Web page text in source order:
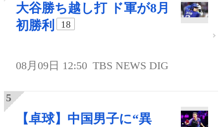
大谷勝ち越し打 ド軍が8月
初勝利
18
08月09日 12:50 TBS NEWS DIG
【卓球】中国男子に“異